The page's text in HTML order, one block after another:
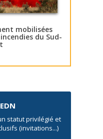
mobilisées
du Sud-
statut privilégié et
(invitations...)